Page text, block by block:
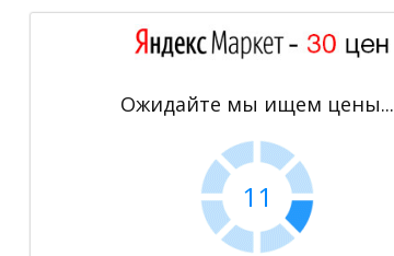
Ожидайте мы ищем цены...
11